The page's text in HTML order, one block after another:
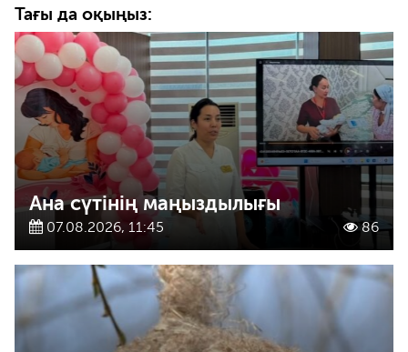
Тағы да оқыңыз:
Ана сүтінің маңыздылығы
07.08.2026, 11:45 86